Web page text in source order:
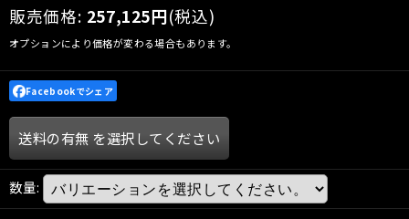
販売価格: 257,125円(税込)
オプションにより価格が変わる場合もあります。
Facebookでシェア
送料の有無 を選択してください
数量: